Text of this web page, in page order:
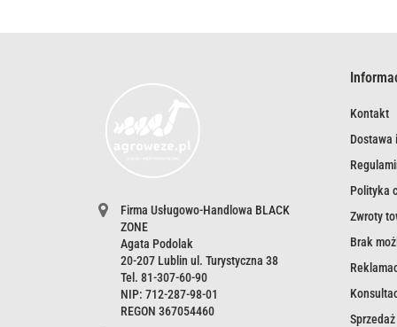
Firma Usługowo-Handlowa BLACK
ZONE
Agata Podolak
20-207 Lublin ul. Turystyczna 38
Tel. 81-307-60-90
NIP: 712-287-98-01
REGON 367054460
Kontakt
Dostawa
Polityka
Zwroty
Brak